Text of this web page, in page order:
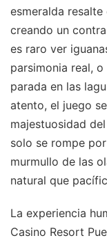
esmeralda
creando un
es raro ver
parsimonia real,
parada en las
atento, el juego
majestuosidad
solo se rompe
murmullo de las
natural que
La experiencia
Casino Resort